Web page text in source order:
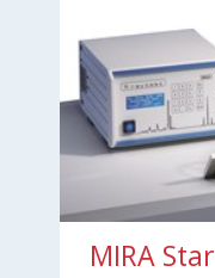
MIRA Star